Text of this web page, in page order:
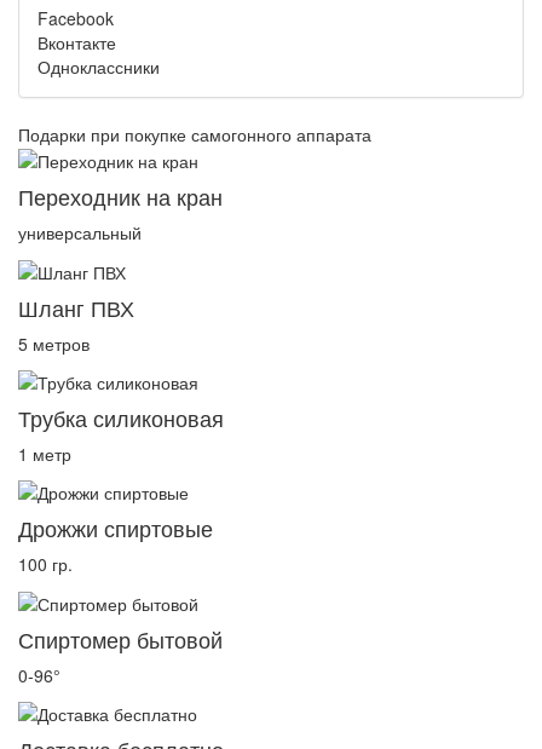
Facebook
Вконтакте
Одноклассники
Подарки при покупке самогонного аппарата
Переходник на кран
универсальный
Шланг ПВХ
5 метров
Трубка силиконовая
1 метр
Дрожжи спиртовые
100 гр.
Спиртомер бытовой
0-96°